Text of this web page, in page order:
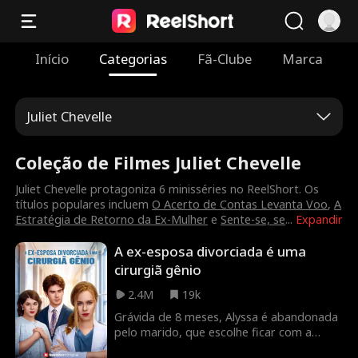
Início Categorias Fã-Clube Marca
Juliet Chevelle
Coleção de Filmes Juliet Chevelle
Expandir
Juliet Chevelle protagoniza 6 minisséries no ReelShort. Os
títulos populares incluemO Acerto de Contas Levanta Voo,A
Estratégia de Retorno da Ex-Mulher eSente-se, se...
A ex-esposa divorciada é uma
cirurgiã gênio
2.4M
19k
Grávida de 8 meses, Alyssa é abandonada
pelo marido, que escolhe ficar com a